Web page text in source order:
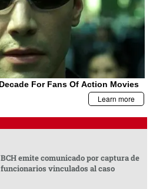
BCH emite comunicado por captura de
funcionarios vinculados al caso